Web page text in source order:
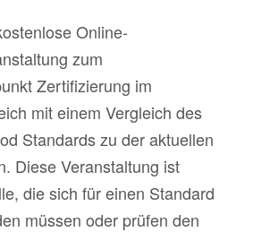
Online-
zum
Zertifizierung im
mit einem Vergleich des
Standards zu der aktuellen
Diese Veranstaltung ist
die sich für einen Standard
müssen oder prüfen den